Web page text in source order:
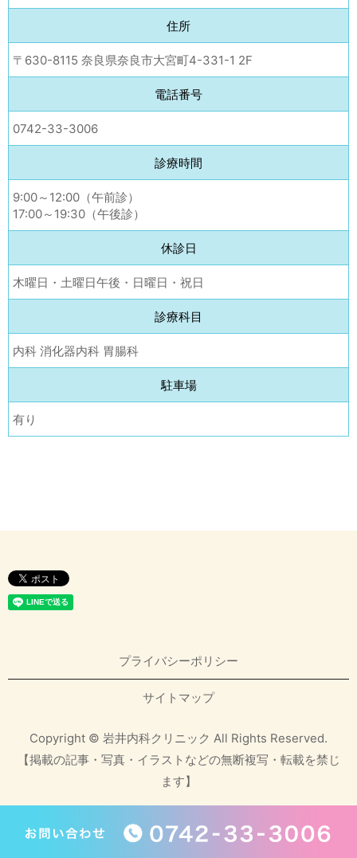
住所
〒630-8115 奈良県奈良市大宮町4-331-1 2F
電話番号
0742-33-3006
診療時間
9:00～12:00（午前診）
17:00～19:30（午後診）
休診日
木曜日・土曜日午後・日曜日・祝日
診療科目
内科 消化器内科 胃腸科
駐車場
有り
プライバシーポリシー
サイトマップ
Copyright © 岩井内科クリニック All Rights Reserved.
【掲載の記事・写真・イラストなどの無断複写・転載を禁じ
ます】